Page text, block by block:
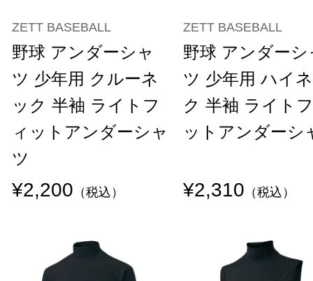
ZETT BASEBALL
野球 アンダーシャ
ツ 少年用 クルーネ
ック 半袖 ライトフ
ィットアンダーシャ
ツ
¥2,200 （税込）
ZETT BASEBALL
野球 アンダーシ
ツ 少年用 ハイ
ク 半袖 ライト
ットアンダーシ
¥2,310 （税込）